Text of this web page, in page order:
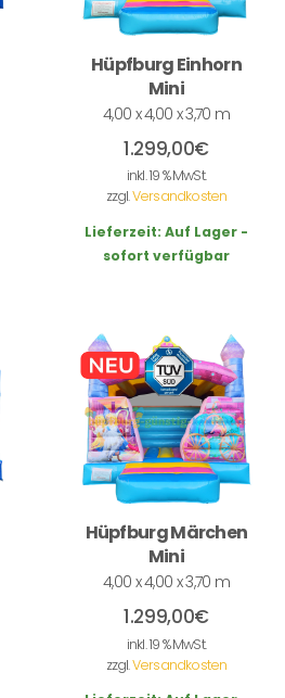
Hüpfburg Einhorn
Mini
4,00 x 4,00 x 3,70 m
1.299,00€
inkl. 19 % MwSt.
zzgl.Versandkosten
Lieferzeit: Auf Lager -
sofort verfügbar
Hüpfburg Märchen
Mini
4,00 x 4,00 x 3,70 m
1.299,00€
inkl. 19 % MwSt.
zzgl.Versandkosten